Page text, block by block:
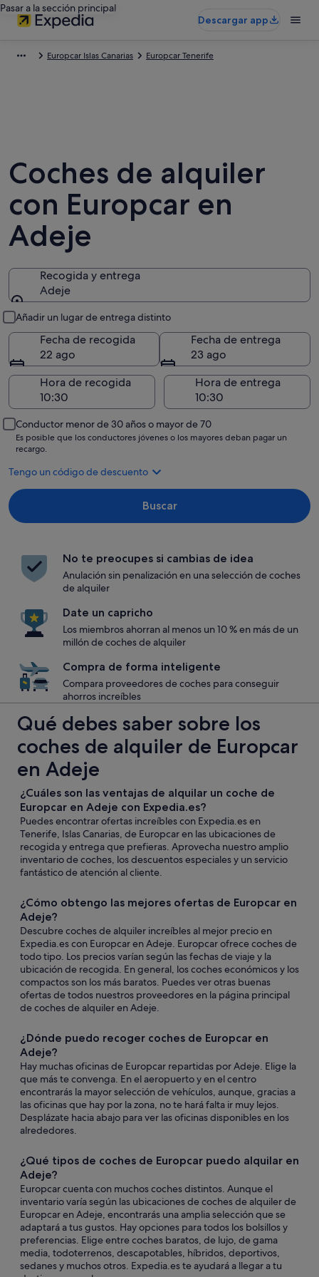
Pasar a la sección principal
Descargar app
Europcar Islas Canarias Europcar Tenerife
Coches de alquiler
con Europcar en
Adeje
Recogida y entrega
Adeje
Añadir un lugar de entrega distinto
Fecha de recogida
22 ago
Fecha de entrega
23 ago
Hora de recogida
Hora de entrega
Conductor menor de 30 años o mayor de 70
Es posible que los conductores jóvenes o los mayores deban pagar un
recargo.
Tengo un código de descuento
Buscar
No te preocupes si cambias de idea
Anulación sin penalización en una selección de coches
de alquiler
Date un capricho
Los miembros ahorran al menos un 10 % en más de un
millón de coches de alquiler
Compra de forma inteligente
Compara proveedores de coches para conseguir
ahorros increíbles
Qué debes saber sobre los
coches de alquiler de Europcar
en Adeje
¿Cuáles son las ventajas de alquilar un coche de
Europcar en Adeje con Expedia.es?
Puedes encontrar ofertas increíbles con Expedia.es en
Tenerife, Islas Canarias, de Europcar en las ubicaciones de
recogida y entrega que prefieras. Aprovecha nuestro amplio
inventario de coches, los descuentos especiales y un servicio
fantástico de atención al cliente.
¿Cómo obtengo las mejores ofertas de Europcar en
Adeje?
Descubre coches de alquiler increíbles al mejor precio en
Expedia.es con Europcar en Adeje. Europcar ofrece coches de
todo tipo. Los precios varían según las fechas de viaje y la
ubicación de recogida. En general, los coches económicos y los
compactos son los más baratos. Puedes ver otras buenas
ofertas de todos nuestros proveedores en la página principal
de coches de alquiler en Adeje.
¿Dónde puedo recoger coches de Europcar en
Adeje?
Hay muchas oficinas de Europcar repartidas por Adeje. Elige la
que más te convenga. En el aeropuerto y en el centro
encontrarás la mayor selección de vehículos, aunque, gracias a
las oficinas que hay por la zona, no te hará falta ir muy lejos.
Desplázate hacia abajo para ver las oficinas disponibles en los
alrededores.
¿Qué tipos de coches de Europcar puedo alquilar en
Adeje?
Europcar cuenta con muchos coches distintos. Aunque el
inventario varía según las ubicaciones de coches de alquiler de
Europcar en Adeje, encontrarás una amplia selección que se
adaptará a tus gustos. Hay opciones para todos los bolsillos y
preferencias. Elige entre coches baratos, de lujo, de gama
media, todoterrenos, descapotables, híbridos, deportivos,
sedanes y muchos otros. Expedia.es te ayudará a llegar a tu